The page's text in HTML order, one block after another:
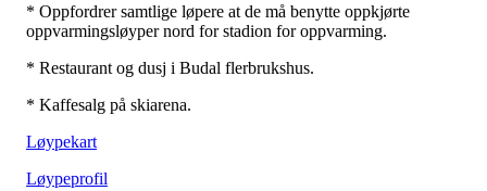
* Oppfordrer samtlige løpere at de må benytte oppkjørte
oppvarmingsløyper nord for stadion for oppvarming.
* Restaurant og dusj i Budal flerbrukshus.
* Kaffesalg på skiarena.
Løypekart
Løypeprofil